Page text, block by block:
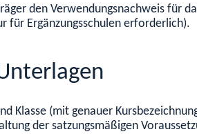
den Verwendungsnachweis für
für Ergänzungsschulen erforderlich).
Klasse (mit genauer
der satzungsmäßigen